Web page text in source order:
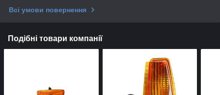
Всі умови повернення
Подібні товари компанії